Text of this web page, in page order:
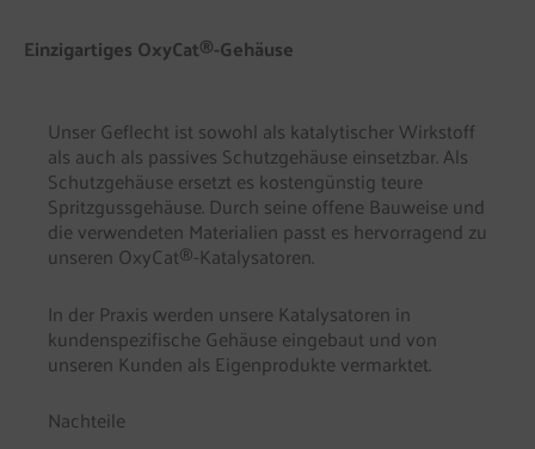
Einzigartiges OxyCat®-Gehäuse
Unser Geflecht ist sowohl als katalytischer Wirkstoff
als auch als passives Schutzgehäuse einsetzbar. Als
Schutzgehäuse ersetzt es kostengünstig teure
Spritzgussgehäuse. Durch seine offene Bauweise und
die verwendeten Materialien passt es hervorragend zu
unseren OxyCat®-Katalysatoren.
In der Praxis werden unsere Katalysatoren in
kundenspezifische Gehäuse eingebaut und von
unseren Kunden als Eigenprodukte vermarktet.
Nachteile